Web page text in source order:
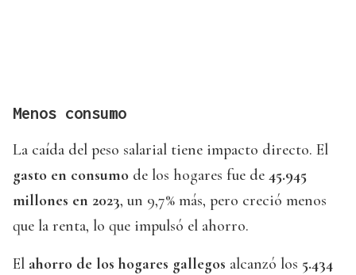
Menos consumo
La caída del peso salarial tiene impacto directo. El
gasto en consumo de los hogares fue de 45.945
millones en 2023, un 9,7% más, pero creció menos
que la renta, lo que impulsó el ahorro.
El ahorro de los hogares gallegos alcanzó los 5.434